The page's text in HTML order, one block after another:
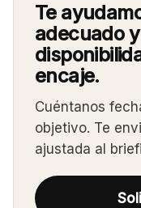
Te
adecuado
encaje.
Cuéntanos
objetivo. Te
ajustada al